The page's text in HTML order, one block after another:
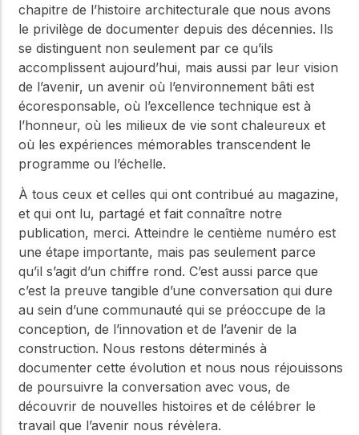
chapitre de l’histoire architecturale que nous avons
le privilège de documenter depuis des décennies. Ils
se distinguent non seulement par ce qu’ils
accomplissent aujourd’hui, mais aussi par leur vision
de l’avenir, un avenir où l’environnement bâti est
écoresponsable, où l’excellence technique est à
l’honneur, où les milieux de vie sont chaleureux et
où les expériences mémorables transcendent le
programme ou l’échelle.
À tous ceux et celles qui ont contribué au magazine,
et qui ont lu, partagé et fait connaître notre
publication, merci. Atteindre le centième numéro est
une étape importante, mais pas seulement parce
qu’il s’agit d’un chiffre rond. C’est aussi parce que
c’est la preuve tangible d’une conversation qui dure
au sein d’une communauté qui se préoccupe de la
conception, de l’innovation et de l’avenir de la
construction. Nous restons déterminés à
documenter cette évolution et nous nous réjouissons
de poursuivre la conversation avec vous, de
découvrir de nouvelles histoires et de célébrer le
travail que l’avenir nous révèlera.